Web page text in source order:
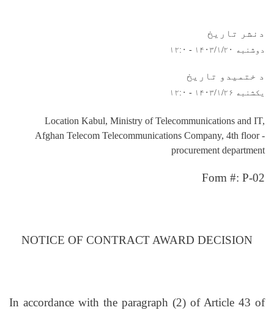
دنشر تاریخ
دوشنبه ۱۴۰۳/۱/۲۰ - ۱۲:۰
د ختمیدو تاریخ
یکشنبه ۱۴۰۳/۱/۲۶ - ۱۲:۰
Location Kabul, Ministry of Telecommunications and IT,
Afghan Telecom Telecommunications Company, 4th floor -
procurement department
Form #: P-02
NOTICE OF CONTRACT AWARD DECISION
In accordance with the paragraph (2) of Article 43 of